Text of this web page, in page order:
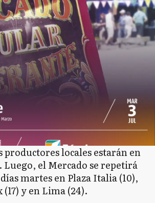
productores locales estarán en
Luego, el Mercado se repetirá
martes en Plaza Italia (10),
(17) y en Lima (24).